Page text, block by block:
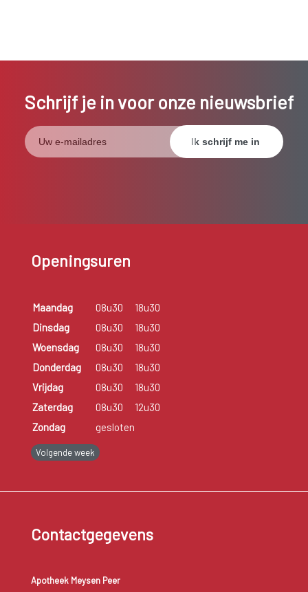
Schrijf je in voor onze nieuwsbrief
Openingsuren
Maandag 08u30
18u30
Dinsdag
08u30
18u30
Woensdag
08u30
18u30
Donderdag
08u30
18u30
Vrijdag
08u30
18u30
Zaterdag
08u30
12u30
Zondag
gesloten
Volgende week
Contactgegevens
Apotheek Meysen Peer